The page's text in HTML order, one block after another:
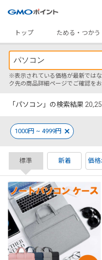
トップ
ためる・つかう
※表示されている価格が最新では
ク先の商品詳細ページでご確認をお
「パソコン」の検索結果
1000円 ~ 4999円
標準 新着 価格